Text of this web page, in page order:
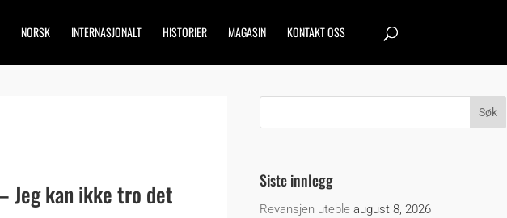
NORSK INTERNASJONALT HISTORIER MAGASIN KONTAKT OSS
Jeg kan ikke tro det Siste innlegg
Revansjen uteble august 8, 2026